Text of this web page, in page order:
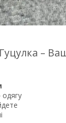
Гуцулка –
одягу